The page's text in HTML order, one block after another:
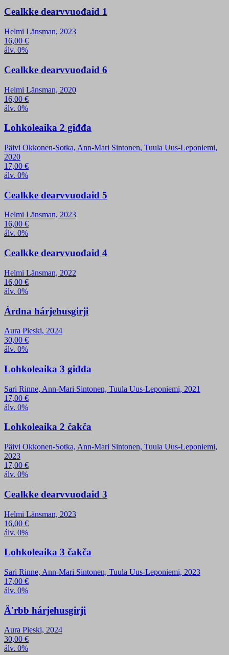
Cealkke dearvvuođaid 1
Helmi Länsman, 2023
16,00 €
álv. 0%
Cealkke dearvvuođaid 6
Helmi Länsman, 2020
16,00 €
álv. 0%
Lohkoleaika 2 giđđa
Päivi Okkonen-Sotka, Ann-Mari Sintonen, Tuula Uus-Leponiemi,
2020
17,00 €
álv. 0%
Cealkke dearvvuođaid 5
Helmi Länsman, 2023
16,00 €
álv. 0%
Cealkke dearvvuođaid 4
Helmi Länsman, 2022
16,00 €
álv. 0%
Árdna hárjehusgirji
Aura Pieski, 2024
30,00 €
álv. 0%
Lohkoleaika 3 giđđa
Sari Rinne, Ann-Mari Sintonen, Tuula Uus-Leponiemi, 2021
17,00 €
álv. 0%
Lohkoleaika 2 čakča
Päivi Okkonen-Sotka, Ann-Mari Sintonen, Tuula Uus-Leponiemi,
2023
17,00 €
álv. 0%
Cealkke dearvvuođaid 3
Helmi Länsman, 2023
16,00 €
álv. 0%
Lohkoleaika 3 čakča
Sari Rinne, Ann-Mari Sintonen, Tuula Uus-Leponiemi, 2023
17,00 €
álv. 0%
Äʹrbb hárjehusgirji
Aura Pieski, 2024
30,00 €
álv. 0%